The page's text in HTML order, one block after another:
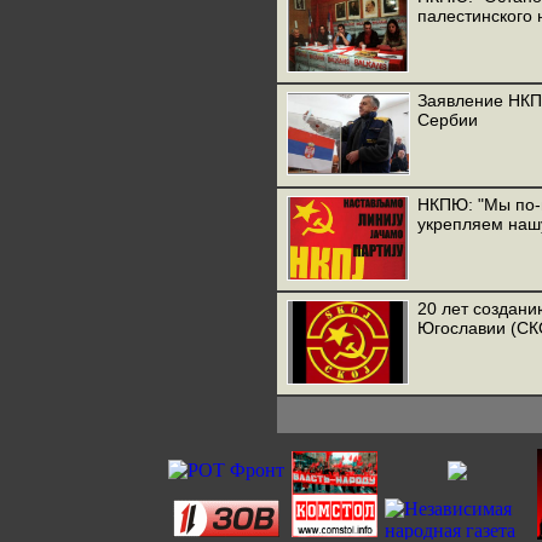
палестинского
Заявление
Сербии
НКПЮ: "Мы по-
укрепляем
20 лет
Югославии